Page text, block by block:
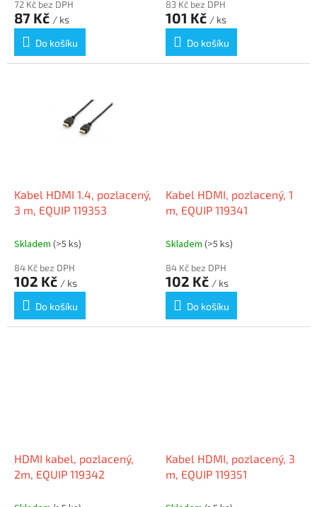
72 Kč bez DPH
87 Kč / ks
Do košíku
83 Kč bez DPH
101 Kč / ks
Do košíku
Kabel HDMI 1.4, pozlacený,
3 m, EQUIP 119353
Skladem (>5 ks)
84 Kč bez DPH
102 Kč / ks
Do košíku
Kabel HDMI, pozlacený, 1
m, EQUIP 119341
Skladem (>5 ks)
84 Kč bez DPH
102 Kč / ks
Do košíku
HDMI kabel, pozlacený,
2m, EQUIP 119342
Kabel HDMI, pozlacený, 3
m, EQUIP 119351